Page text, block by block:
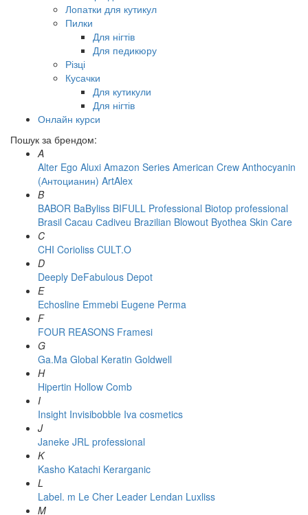
Лопатки для кутикул
Пилки
Для нігтів
Для педикюру
Різці
Кусачки
Для кутикули
Для нігтів
Онлайн курси
Пошук за брендом:
A
Alter Ego Aluxi Amazon Series American Crew Anthocyanin
(Антоцианин) ArtAlex
B
BABOR BaByliss BIFULL Professional Biotop professional
Brasil Cacau Сadiveu Brazilian Blowout Byothea Skin Care
C
CHI Corioliss CULT.O
D
Deeply DeFabulous Depot
E
Echosline Emmebi Eugene Perma
F
FOUR REASONS Framesi
G
Ga.Ma Global Keratin Goldwell
H
Hipertin Hollow Comb
I
Insight Invisibobble Iva cosmetics
J
Janeke JRL professional
K
Kasho Katachi Kerarganic
L
Label. m Le Cher Leader Lendan Luxliss
M